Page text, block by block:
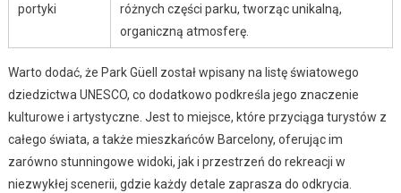
portyki
różnych części parku, tworząc unikalną,
organiczną atmosferę.
Warto dodać, że Park Güell został wpisany na listę światowego
dziedzictwa UNESCO, co dodatkowo podkreśla jego znaczenie
kulturowe i artystyczne. Jest to miejsce, które przyciąga turystów z
całego świata, a także mieszkańców Barcelony, oferując im
zarówno stunningowe widoki, jak i przestrzeń do rekreacji w
niezwykłej scenerii, gdzie każdy detale zaprasza do odkrycia.